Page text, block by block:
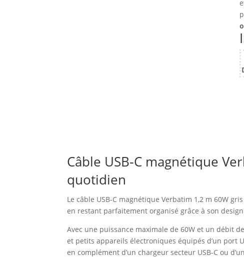
Câble USB‑C magnétique
quotidien
Le câble USB‑C magnétique Verbatim 1,2 m 60W
en restant parfaitement organisé grâce à son
Avec une puissance maximale de 60W et un débit
et petits appareils électroniques équipés d’un port
en complément d’un chargeur secteur USB‑C ou